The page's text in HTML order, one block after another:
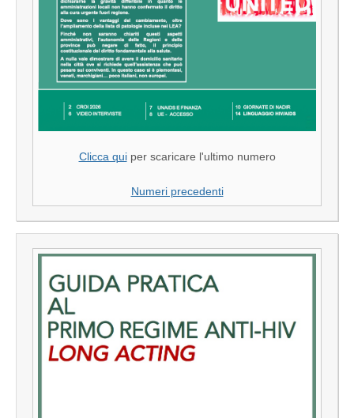
Clicca quiper scaricare l'ultimo numero
Numeri precedenti